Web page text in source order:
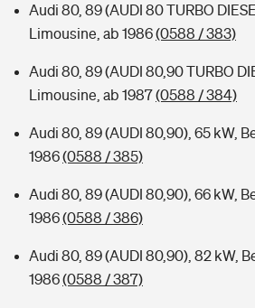
Audi 80, 89 (AUDI 80 TURBO
Limousine, ab 1986(0588 / 383)
Audi 80, 89 (AUDI 80,90 TURBO
Limousine, ab 1987(0588 / 384)
Audi 80, 89 (AUDI 80,90), 65 kW,
1986(0588 / 385)
Audi 80, 89 (AUDI 80,90), 66 kW,
1986(0588 / 386)
Audi 80, 89 (AUDI 80,90), 82 kW,
1986(0588 / 387)